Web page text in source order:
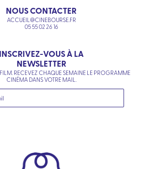
NOUS CONTACTER
ACCUEIL@CINEBOURSE.FR
05 55 02 26 16
INSCRIVEZ-VOUS À LA
NEWSLETTER
FILM. RECEVEZ CHAQUE SEMAINE LE PROGRAMME
CINÉMA DANS VOTRE MAIL.